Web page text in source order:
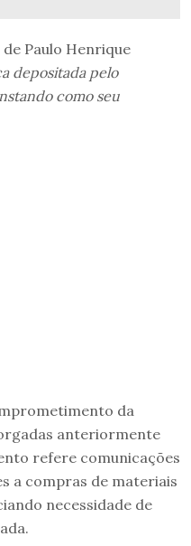
Paulo Henrique
depositada pelo
como seu
da
anteriormente
refere comunicações
a compras de materiais
necessidade de